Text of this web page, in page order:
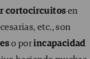
cortocircuitos en
etc., son
o porincapacidad